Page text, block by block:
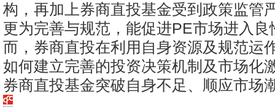
构，再加上券商直投基金受到政策监管
更为完善与规范，能促进PE市场进入
而，券商直投在利用自身资源及规范运
如何建立完善的投资决策机制及市场化
券商直投基金突破自身不足、顺应市场